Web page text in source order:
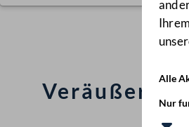
Alle
Nur